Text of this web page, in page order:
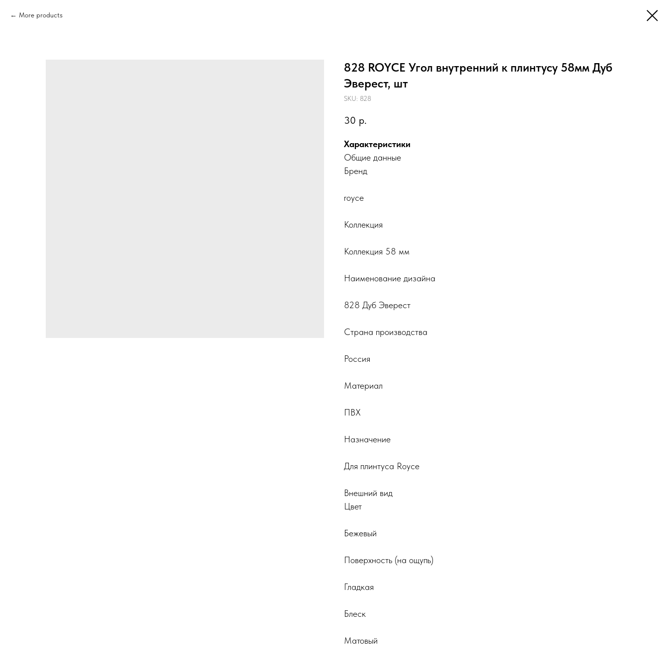
More products
828 ROYCE Угол внутренний к плинтусу 58мм Дуб
Эверест, шт
SKU: 828
30 р.
Характеристики
Общие данные
Бренд
royce
Коллекция
Коллекция 58 мм
Наименование дизайна
828 Дуб Эверест
Страна производства
Россия
Материал
ПВХ
Назначение
Для плинтуса Royce
Внешний вид
Цвет
Бежевый
Поверхность (на ощупь)
Гладкая
Блеск
Матовый